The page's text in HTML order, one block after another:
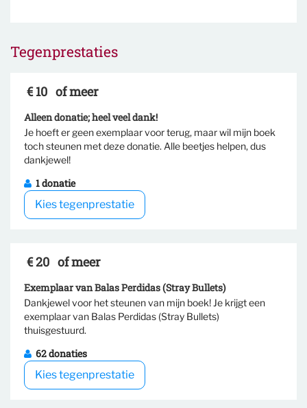
Tegenprestaties
€ 10 of meer
Alleen donatie; heel veel dank!
Je hoeft er geen exemplaar voor terug, maar wil mijn boek
toch steunen met deze donatie. Alle beetjes helpen, dus
dankjewel!
1 donatie
Kies tegenprestatie
Selecteer tegenprestatie
€ 20 of meer
Exemplaar van Balas Perdidas (Stray Bullets)
Dankjewel voor het steunen van mijn boek! Je krijgt een
exemplaar van Balas Perdidas (Stray Bullets)
thuisgestuurd.
62 donaties
Kies tegenprestatie
Selecteer tegenprestatie